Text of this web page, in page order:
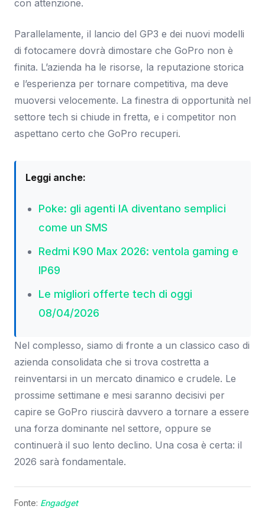
con attenzione.
Parallelamente, il lancio del GP3 e dei nuovi modelli
di fotocamere dovrà dimostare che GoPro non è
finita. L’azienda ha le risorse, la reputazione storica
e l’esperienza per tornare competitiva, ma deve
muoversi velocemente. La finestra di opportunità nel
settore tech si chiude in fretta, e i competitor non
aspettano certo che GoPro recuperi.
Leggi anche:
Poke: gli agenti IA diventano semplici
come un SMS
Redmi K90 Max 2026: ventola gaming e
IP69
Le migliori offerte tech di oggi
08/04/2026
Nel complesso, siamo di fronte a un classico caso di
azienda consolidata che si trova costretta a
reinventarsi in un mercato dinamico e crudele. Le
prossime settimane e mesi saranno decisivi per
capire se GoPro riuscirà davvero a tornare a essere
una forza dominante nel settore, oppure se
continuerà il suo lento declino. Una cosa è certa: il
2026 sarà fondamentale.
Fonte: Engadget